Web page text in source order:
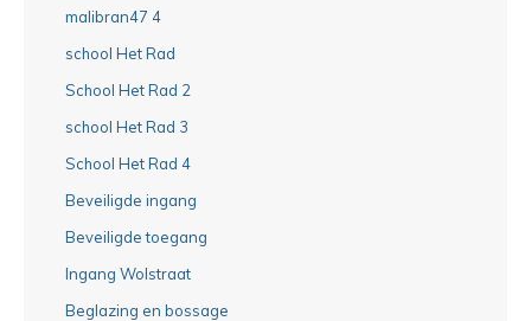
malibran47 4
school Het Rad
School Het Rad 2
school Het Rad 3
School Het Rad 4
Beveiligde ingang
Beveiligde toegang
Ingang Wolstraat
Beglazing en bossage